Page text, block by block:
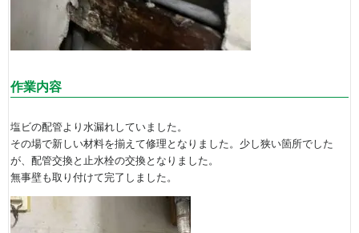
作業内容
塩ビの配管より水漏れしていました。
その場で新しい材料を揃えて修理となりました。少し狭い箇所でした
が、配管交換と止水栓の交換となりました。
無事壁も取り付けて完了しました。